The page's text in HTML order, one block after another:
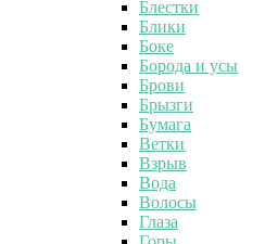
Блестки
Блики
Боке
Борода и усы
Брови
Брызги
Бумага
Ветки
Взрыв
Вода
Волосы
Глаза